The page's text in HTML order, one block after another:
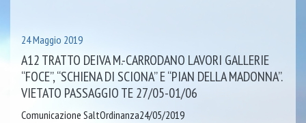
24 Maggio 2019
A12 TRATTO DEIVA M.-CARRODANO LAVORI GALLERIE
“FOCE”, “SCHIENA DI SCIONA” E “PIAN DELLA MADONNA”.
VIETATO PASSAGGIO TE 27/05-01/06
Comunicazione SaltOrdinanza24/05/2019